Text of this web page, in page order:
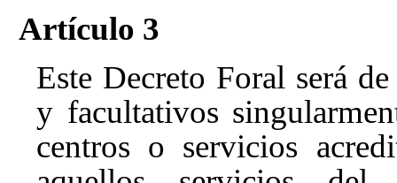
Artículo 3
Este Decreto Foral será
y facultativos
centros o servicios